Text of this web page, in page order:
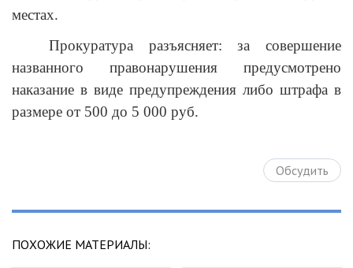
местах.
Прокуратура разъясняет: за совершение
названного правонарушения предусмотрено
наказание в виде предупреждения либо штрафа в
размере от 500 до 5 000 руб.
Обсудить
ПОХОЖИЕ МАТЕРИАЛЫ: